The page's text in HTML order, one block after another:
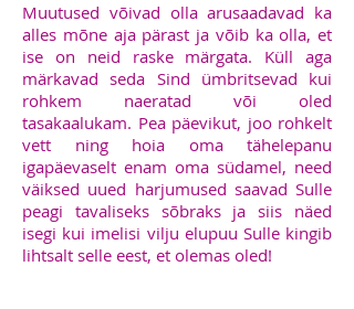
Muutused võivad olla arusaadavad ka
alles mõne aja pärast ja võib ka olla, et
ise on neid raske märgata. Küll aga
märkavad seda Sind ümbritsevad kui
rohkem naeratad või oled
tasakaalukam. Pea päevikut, joo rohkelt
vett ning hoia oma tähelepanu
igapäevaselt enam oma südamel, need
väiksed uued harjumused saavad Sulle
peagi tavaliseks sõbraks ja siis näed
isegi kui imelisi vilju elupuu Sulle kingib
lihtsalt selle eest, et olemas oled!